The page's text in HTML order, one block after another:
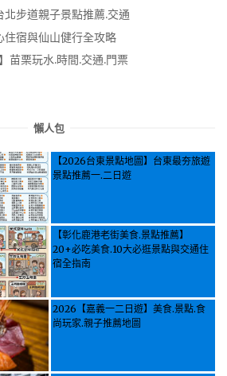
北步道親子景點推薦.交通
住宿與仙山健行全攻略
苗栗玩水.時間.交通.門票
懶人包
【2026台東景點地圖】台東最夯旅遊
景點推薦一.二日遊
【彰化鹿港老街美食.景點推薦】
20+必吃美食.10大必逛景點與交通住
宿全指南
2026【嘉義一二日遊】美食.景點.食
尚玩家.親子推薦地圖